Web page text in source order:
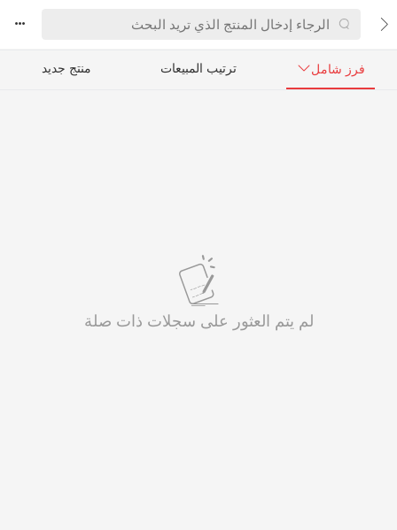


فرز شامل ترتيب المبيعات منتج جديد

لم يتم العثور على سجلات ذات صلة